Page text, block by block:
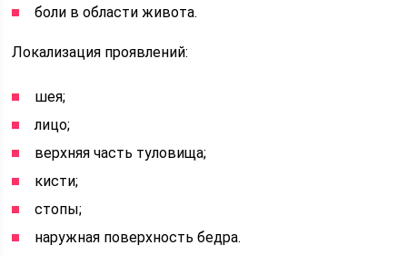
боли в области живота.
Локализация проявлений:
шея;
лицо;
верхняя часть туловища;
кисти;
стопы;
наружная поверхность бедра.